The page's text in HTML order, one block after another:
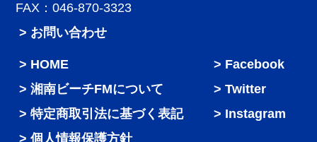
FAX：046-870-3323
> お問い合わせ
HOME
湘南ビーチFMについて
特定商取引法に基づく表記
個人情報保護方針
Facebook
Twitter
Instagram